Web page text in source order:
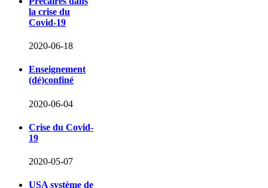
la crise du
Covid-19
2020-06-18
Enseignement
(dé)confiné
2020-06-04
Crise du Covid-
19
2020-05-07
USA système de